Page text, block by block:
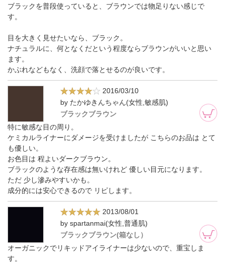
ブラックを普段使っていると、ブラウンでは物足りない感じで
す。
目を大きく見せたいなら、ブラック。
ナチュラルに、何となくだという程度ならブラウンがいいと思い
ます。
かぶれなどもなく、洗顔で落とせるのが良いです。
2016/03/10
by たかゆきんちゃん(女性,敏感肌)
ブラックブラウン
特に敏感な目の周り。
ケミカルライナーにダメージを受けましたが こちらのお品は とて
も優しい。
お色目は 程よいダークブラウン。
ブラックのような存在感は無いけれど 優しい目元になります。
ただ 少し滲みやすいかも。
成分的には安心できるので リピします。
2013/08/01
by spartanmai(女性,普通肌)
ブラックブラウン(箱なし）
オーガニックでリキッドアイライナーは少ないので、重宝しま
す。